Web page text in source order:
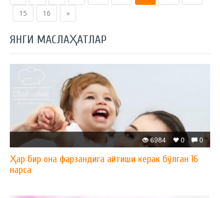
15
16 »
ЯНГИ МАСЛАҲАТЛАР
0
0
6984
Ҳар бир она фарзандига айтиши керак бўлган 16
нарса